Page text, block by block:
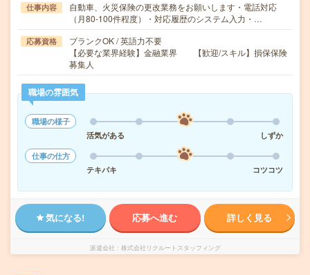
仕事内容
自動車、火災保険の更改業務をお願いします・電話対応
（月80-100件程度）・対応履歴のシステム入力・…
応募資格
ブランクOK / 英語力不要
【必要な業界経験】金融業界 【歓迎/スキル】損保保険
募集人
職場の雰囲気
職場の様子
活気がある
しずか
仕事の仕方
テキパキ
コツコツ
気になる! 応募へ進む 詳しく見る
派遣会社 株式会社リクルートスタッフィング